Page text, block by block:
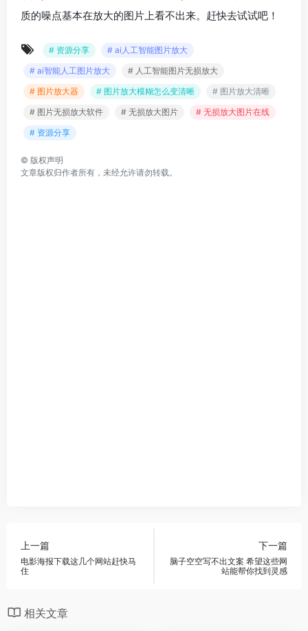
质的噪点基本在放大的图片上看不出来。赶快去试试吧！
# 资源分享
# ai人工智能图片放大
# ai智能人工图片放大
# 人工智能图片无损放大
# 图片放大器
# 图片放大模糊怎么变清晰
# 图片放大清晰
# 图片无损放大软件
# 无损放大图片
# 无损放大图片在线
# 资源分享
© 版权声明
文章版权归作者所有，未经允许请勿转载。
上一篇
电影海报下载这几个网站赶快马
住
下一篇
脑子空空写不出文案 希望这些网
站能帮你找到灵感
相关文章